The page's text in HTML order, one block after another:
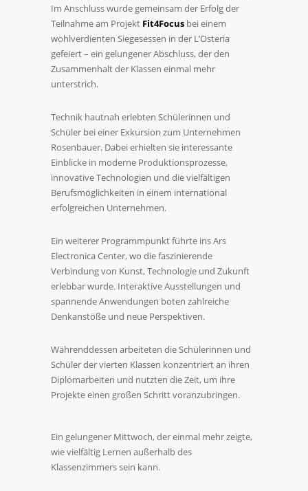
Im Anschluss wurde gemeinsam der Erfolg der
Teilnahme am Projekt Fit4Focus bei einem
wohlverdienten Siegesessen in der L’Osteria
gefeiert – ein gelungener Abschluss, der den
Zusammenhalt der Klassen einmal mehr
unterstrich.
Technik hautnah erlebten Schülerinnen und
Schüler bei einer Exkursion zum Unternehmen
Rosenbauer. Dabei erhielten sie interessante
Einblicke in moderne Produktionsprozesse,
innovative Technologien und die vielfältigen
Berufsmöglichkeiten in einem international
erfolgreichen Unternehmen.
Ein weiterer Programmpunkt führte ins Ars
Electronica Center, wo die faszinierende
Verbindung von Kunst, Technologie und Zukunft
erlebbar wurde. Interaktive Ausstellungen und
spannende Anwendungen boten zahlreiche
Denkanstöße und neue Perspektiven.
Währenddessen arbeiteten die Schülerinnen und
Schüler der vierten Klassen konzentriert an ihren
Diplomarbeiten und nutzten die Zeit, um ihre
Projekte einen großen Schritt voranzubringen.
Ein gelungener Mittwoch, der einmal mehr zeigte,
wie vielfältig Lernen außerhalb des
Klassenzimmers sein kann.